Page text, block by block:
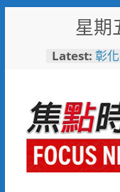
星期
Latest: 彰
小
場
少
未
彰
隊
局
敲